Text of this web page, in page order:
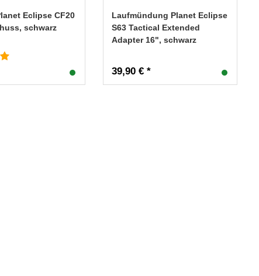
Eclipse CF20
schwarz
Laufmündung Planet Eclipse
S63 Tactical Extended
Adapter 16", schwarz
39,90 € *